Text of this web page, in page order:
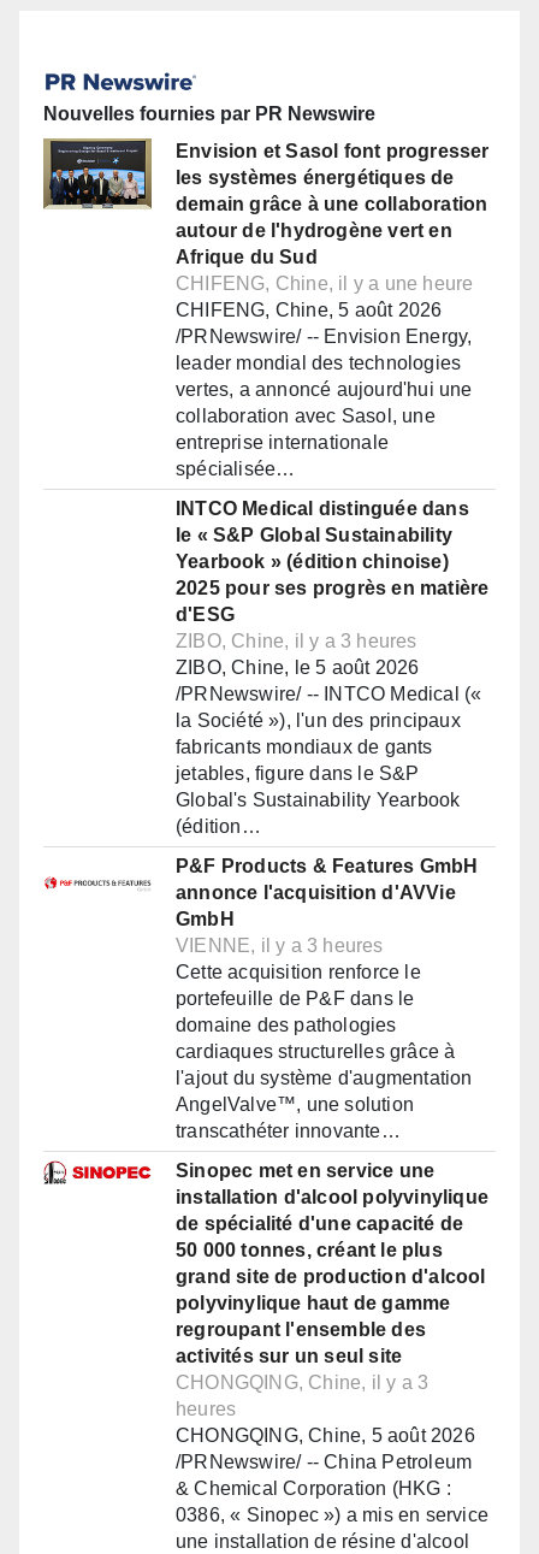
Nouvelles fournies par PR Newswire
Envision et Sasol font progresser
les systèmes énergétiques de
demain grâce à une collaboration
autour de l'hydrogène vert en
Afrique du Sud
CHIFENG, Chine, il y a une heure
CHIFENG, Chine, 5 août 2026
/PRNewswire/ -- Envision Energy,
leader mondial des technologies
vertes, a annoncé aujourd'hui une
collaboration avec Sasol, une
entreprise internationale
spécialisée…
INTCO Medical distinguée dans
le « S&P Global Sustainability
Yearbook » (édition chinoise)
2025 pour ses progrès en matière
d'ESG
ZIBO, Chine, il y a 3 heures
ZIBO, Chine, le 5 août 2026
/PRNewswire/ -- INTCO Medical («
la Société »), l'un des principaux
fabricants mondiaux de gants
jetables, figure dans le S&P
Global's Sustainability Yearbook
(édition…
P&F Products & Features GmbH
annonce l'acquisition d'AVVie
GmbH
VIENNE, il y a 3 heures
Cette acquisition renforce le
portefeuille de P&F dans le
domaine des pathologies
cardiaques structurelles grâce à
l'ajout du système d'augmentation
AngelValve™, une solution
transcathéter innovante…
Sinopec met en service une
installation d'alcool polyvinylique
de spécialité d'une capacité de
50 000 tonnes, créant le plus
grand site de production d'alcool
polyvinylique haut de gamme
regroupant l'ensemble des
activités sur un seul site
CHONGQING, Chine, il y a 3
heures
CHONGQING, Chine, 5 août 2026
/PRNewswire/ -- China Petroleum
& Chemical Corporation (HKG :
0386, « Sinopec ») a mis en service
une installation de résine d'alcool